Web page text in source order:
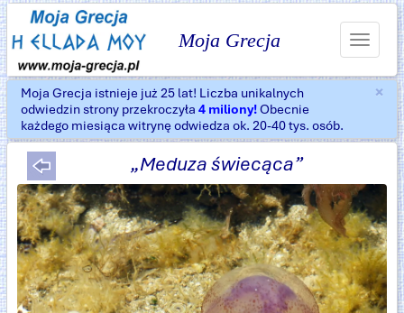
Moja Grecja
Toggle
×
Moja Grecja istnieje już 25 lat! Liczba unikalnych
odwiedzin strony przekroczyła 4 miliony!Obecnie
każdego miesiąca witrynę odwiedza ok. 20-40 tys. osób.
„Meduza świecąca”